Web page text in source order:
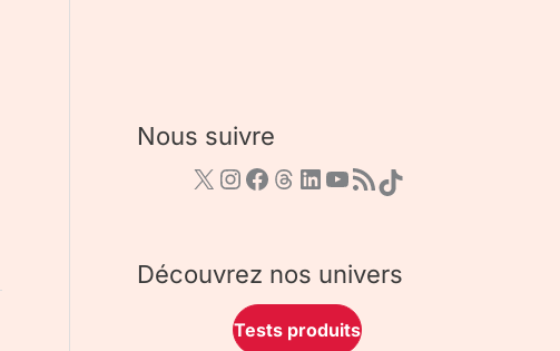
Nous suivre
Découvrez nos univers
Tests produits